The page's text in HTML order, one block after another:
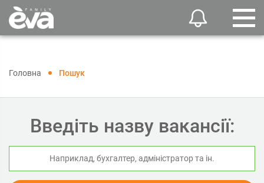
Головна Пошук
Введіть назву вакансії: